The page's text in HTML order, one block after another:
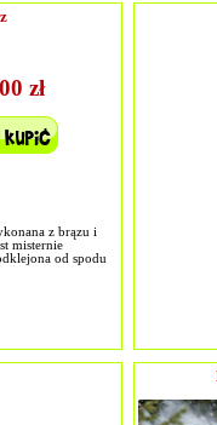
zł
z brązu i
misternie
od spodu